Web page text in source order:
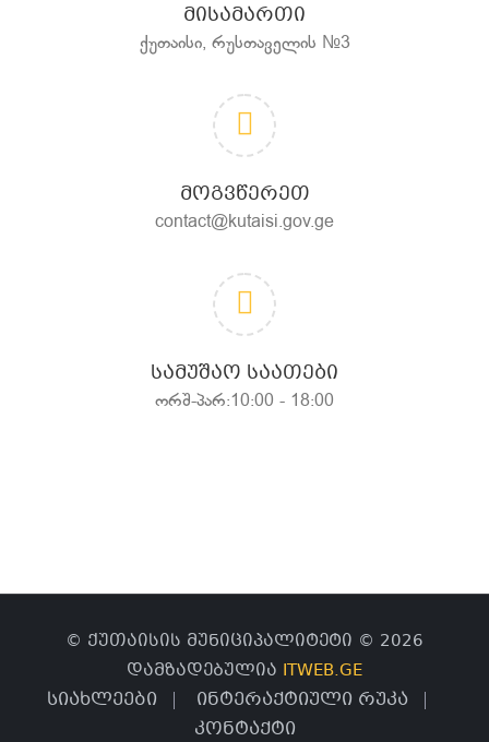
ᲛᲘᲡᲐᲛᲐᲠᲗᲘ
ქუთაისი, რუსთაველის №3
ᲛᲝᲒᲕᲬᲔᲠᲔᲗ
contact@kutaisi.gov.ge
ᲡᲐᲛᲣᲨᲐᲝ ᲡᲐᲐᲗᲔᲑᲘ
ორშ-პარ:10:00 - 18:00
© ქუთაისის მუნიციპალიტეტი © 2026
დამზადებულია ITWEB.GE
სიახლეები
ინტერაქტიული რუკა
კონტაქტი